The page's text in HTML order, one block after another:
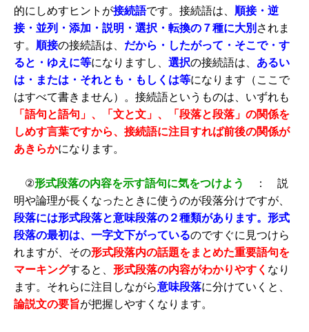
的にしめすヒントが接続語です。接続語は、 順接・逆
接・並列・添加・説明・選択・転換の７種に大別 されま
す。 順接の接続語は、 だから・したがって・そこで・す
ると・ゆえに等になりますし、 選択の接続語は、 あるい
は・または・それとも・もしくは等になります（ここで
はすべて書きません）。接続語というものは、いずれも
「語句と語句」、「文と文」、「段落と段落」の関係を
しめす言葉ですから、接続語に注目すれば前後の関係が
あきらかになります。
②形式段落の内容を示す語句に気をつけよう
： 説
明や論理が長くなったときに使うのが段落分けですが、
段落には形式段落と意味段落の２種類があります。形式
段落の最初は、一字文下がっているのですぐに見つけら
れますが、その形式段落内の話題をまとめた重要語句を
マーキングすると、 形式段落の内容がわかりやすく なり
ます。それらに注目しながら意味段落に分けていくと、
論説文の要旨が把握しやすくなります。